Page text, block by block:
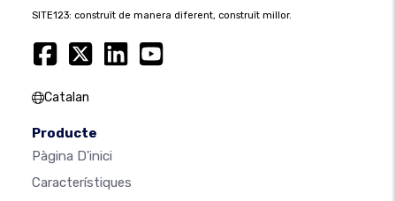
SITE123: construït de manera diferent, construït millor.
Catalan
Producte
Pàgina D'inici
Característiques